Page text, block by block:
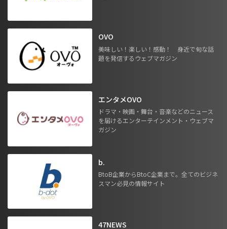
OVO
美味しい！楽しい！感動！ 身近で旬な話
題を発信するウェブマガジン
エンタメOVO
ドラマ・映画・舞台・音楽などのニュース
を届けるエンターテインメント・ウェブマ
ガジン
b.
BtoB企業からBtoC企業まで。全てのビジネ
スマン必見の情報サイト
47NEWS